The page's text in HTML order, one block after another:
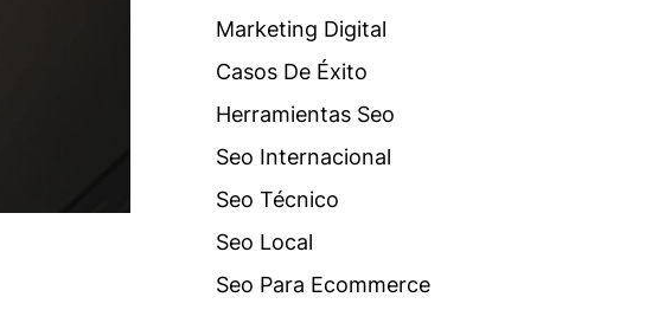
Marketing Digital
Casos De Éxito
Herramientas Seo
Seo Internacional
Seo Técnico
Seo Local
Seo Para Ecommerce